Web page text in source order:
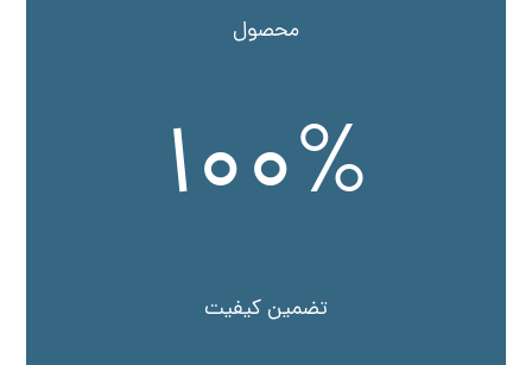
محصول
100%
تضمین کیفیت